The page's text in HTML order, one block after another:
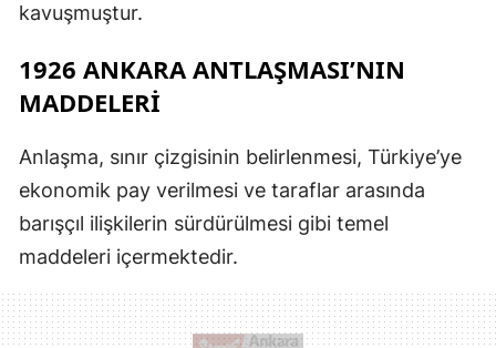
kavuşmuştur.
1926 ANKARA ANTLAŞMASI’NIN
MADDELERI
Anlaşma, sınır çizgisinin belirlenmesi, Türkiye’ye
ekonomik pay verilmesi ve taraflar arasında
barışçıl ilişkilerin sürdürülmesi gibi temel
maddeleri içermektedir.